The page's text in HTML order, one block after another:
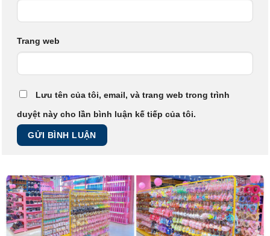
Trang web
Lưu tên của tôi, email, và trang web trong trình
duyệt này cho lần bình luận kế tiếp của tôi.